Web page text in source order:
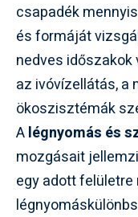
csapadék
és formáját
nedves
az ivóvízellátás, a
ökoszisztémák
Alégnyomás és
mozgásait
egy adott felületre